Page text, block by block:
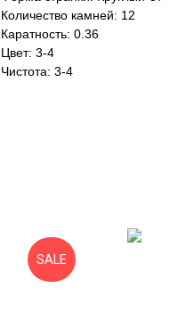
Количество камней: 12
Каратность: 0.36
Цвет: 3-4
Чистота: 3-4
SALE